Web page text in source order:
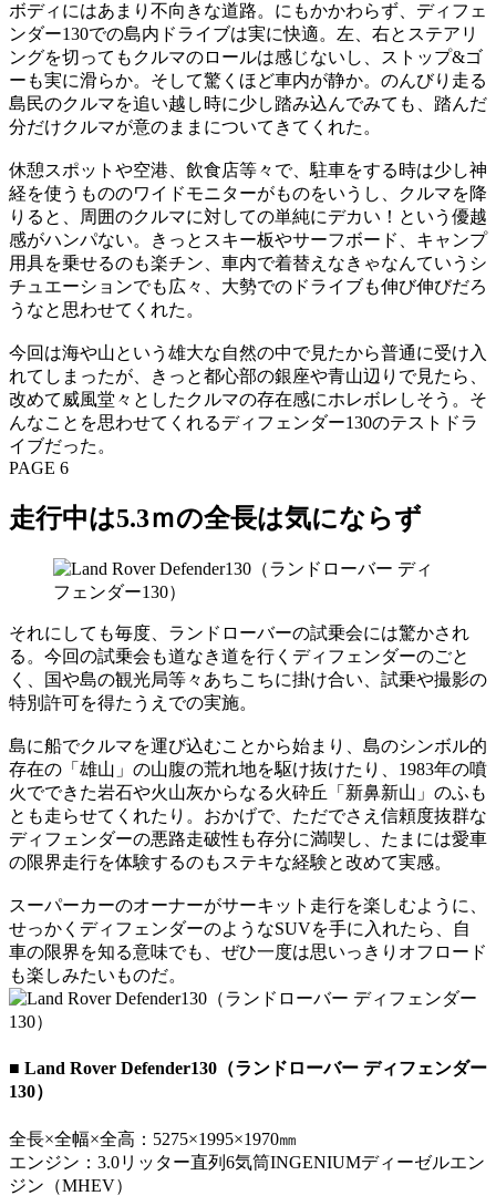
ボディにはあまり不向きな道路。にもかかわらず、ディフェ
ンダー130での島内ドライブは実に快適。左、右とステアリ
ングを切ってもクルマのロールは感じないし、ストップ&ゴ
ーも実に滑らか。そして驚くほど車内が静か。のんびり走る
島民のクルマを追い越し時に少し踏み込んでみても、踏んだ
分だけクルマが意のままについてきてくれた。
休憩スポットや空港、飲食店等々で、駐車をする時は少し神
経を使うもののワイドモニターがものをいうし、クルマを降
りると、周囲のクルマに対しての単純にデカい！という優越
感がハンパない。きっとスキー板やサーフボード、キャンプ
用具を乗せるのも楽チン、車内で着替えなきゃなんていうシ
チュエーションでも広々、大勢でのドライブも伸び伸びだろ
うなと思わせてくれた。
今回は海や山という雄大な自然の中で見たから普通に受け入
れてしまったが、きっと都心部の銀座や青山辺りで見たら、
改めて威風堂々としたクルマの存在感にホレボレしそう。そ
んなことを思わせてくれるディフェンダー130のテストドラ
イブだった。
PAGE 6
走行中は5.3ｍの全長は気にならず
それにしても毎度、ランドローバーの試乗会には驚かされ
る。今回の試乗会も道なき道を行くディフェンダーのごと
く、国や島の観光局等々あちこちに掛け合い、試乗や撮影の
特別許可を得たうえでの実施。
島に船でクルマを運び込むことから始まり、島のシンボル的
存在の「雄山」の山腹の荒れ地を駆け抜けたり、1983年の噴
火でできた岩石や火山灰からなる火砕丘「新鼻新山」のふも
とも走らせてくれたり。おかげで、ただでさえ信頼度抜群な
ディフェンダーの悪路走破性も存分に満喫し、たまには愛車
の限界走行を体験するのもステキな経験と改めて実感。
スーパーカーのオーナーがサーキット走行を楽しむように、
せっかくディフェンダーのようなSUVを手に入れたら、自
車の限界を知る意味でも、ぜひ一度は思いっきりオフロード
も楽しみたいものだ。
■ Land Rover Defender130（ランドローバー ディフェンダー
130）
全長×全幅×全高：5275×1995×1970㎜
エンジン：3.0リッター直列6気筒INGENIUMディーゼルエン
ジン（MHEV）